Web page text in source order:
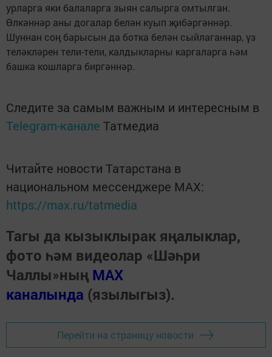
урларга яки балаларга зыян салырга омтылган.
Өлкәннәр аны догалар белән куып җибәргәннәр.
Шуннан соң барысын да ботка белән сыйлаганнар, үз
теләкләрен тели-тели, калдыкларны каргаларга һәм
башка кошларга биргәннәр.
Следите за самым важным и интересным в
Telegram-канале Татмедиа
Читайте новости Татарстана в
национальном мессенджере MАХ:
https://max.ru/tatmedia
Тагы да кызыклырак яңалыклар,
фото һәм видеолар «Шәһри
Чаллы»ның MAX
каналында (язылыгыз).
Перейти на страницу новости